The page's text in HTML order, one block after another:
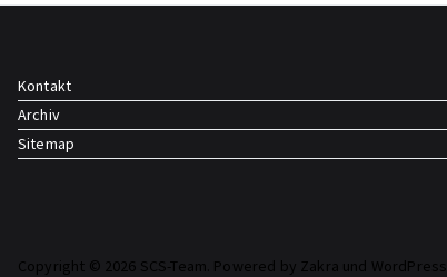
Kontakt
Archiv
Sitemap
Copyright © 2026 SCS-Team. Powered by Zakra und WordPress